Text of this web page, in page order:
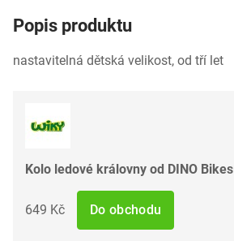
Popis produktu
nastavitelná dětská velikost, od tří let
Kolo ledové královny od DINO Bikes
649 Kč Do obchodu